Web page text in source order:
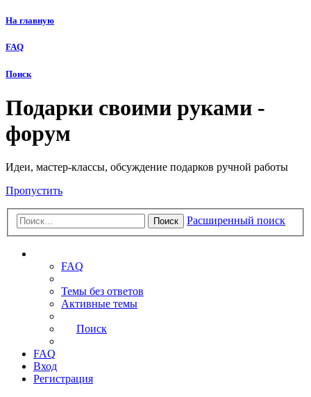
На главную
FAQ
Поиск
Подарки своими руками -
форум
Идеи, мастер-классы, обсуждение подарков ручной работы
Пропустить
Поиск Расширенный поиск
FAQ
Темы без ответов
Активные темы
Поиск
FAQ
Вход
Регистрация